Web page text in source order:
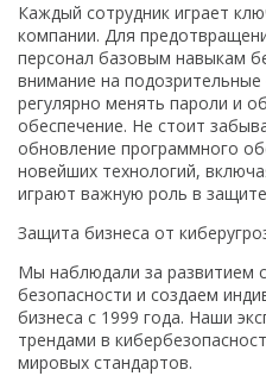
Каждый сотрудник играет
компании. Для
персонал базовым навыкам
внимание на
регулярно менять пароли и
обеспечение. Не стоит
обновление программного
новейших технологий,
играют важную роль в
Защита бизнеса от
Мы наблюдали за развитием
безопасности и создаем
бизнеса с 1999 года. Наши
трендами в
мировых стандартов.